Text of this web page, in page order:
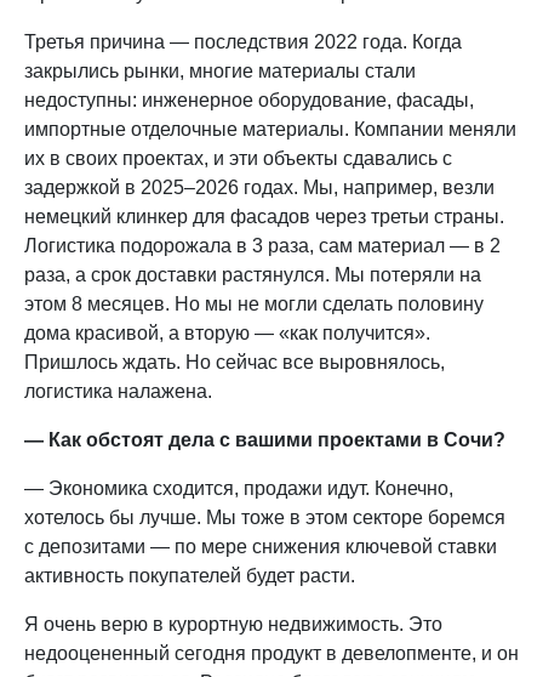
Третья причина — последствия 2022 года. Когда
закрылись рынки, многие материалы стали
недоступны: инженерное оборудование, фасады,
импортные отделочные материалы. Компании меняли
их в своих проектах, и эти объекты сдавались с
задержкой в 2025–2026 годах. Мы, например, везли
немецкий клинкер для фасадов через третьи страны.
Логистика подорожала в 3 раза, сам материал — в 2
раза, а срок доставки растянулся. Мы потеряли на
этом 8 месяцев. Но мы не могли сделать половину
дома красивой, а вторую — «как получится».
Пришлось ждать. Но сейчас все выровнялось,
логистика налажена.
— Как обстоят дела с вашими проектами в Сочи?
— Экономика сходится, продажи идут. Конечно,
хотелось бы лучше. Мы тоже в этом секторе боремся
с депозитами — по мере снижения ключевой ставки
активность покупателей будет расти.
Я очень верю в курортную недвижимость. Это
недооцененный сегодня продукт в девелопменте, и он